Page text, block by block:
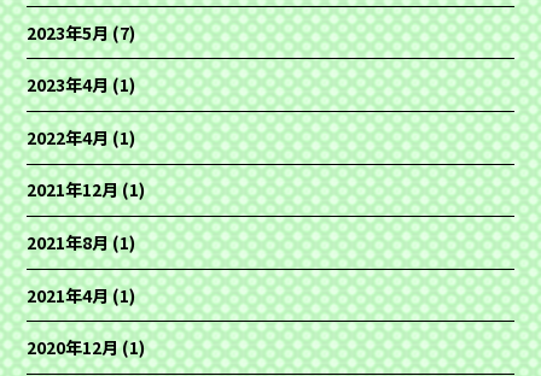
2023年5月(7)
2023年4月(1)
2022年4月(1)
2021年12月(1)
2021年8月(1)
2021年4月(1)
2020年12月(1)